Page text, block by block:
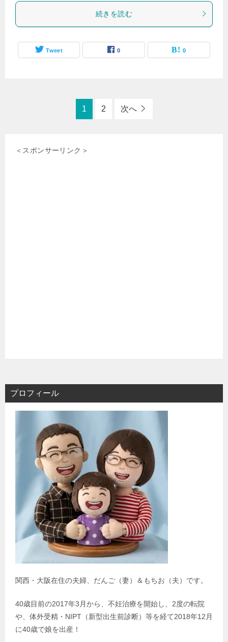
続きを読む
Tweet 0 0
1 2 次へ
＜スポンサーリンク＞
プロフィール
関西・大阪在住の夫婦、だんご（妻）＆もちお（夫）です。
40歳目前の2017年3月から、不妊治療を開始し、2度の転院
や、体外受精・NIPT（新型出生前診断）等を経て2018年12月
に40歳で娘を出産！